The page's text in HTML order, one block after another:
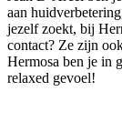
aan
jezelf zoekt, bij
contact? Ze zijn
Hermosa ben je in
relaxed gevoel!